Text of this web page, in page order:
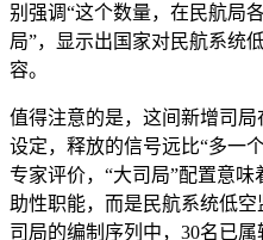
别强调“这个数量，在民航局
局”，显示出国家对民航系统
容。
值得注意的是，这间新增司
设定，释放的信号远比“多一
专家评价，“大司局”配置意
助性职能，而是民航系统低
司局的编制序列中，30名已